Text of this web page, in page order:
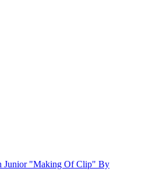
Junior "Making Of Clip" By